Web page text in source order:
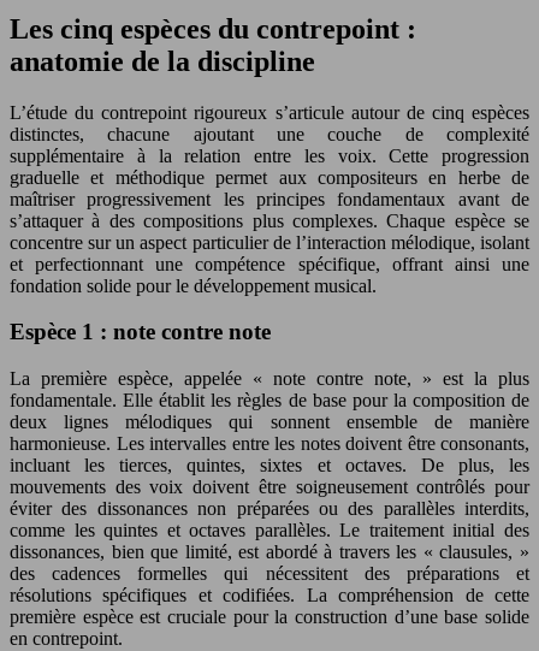
Les cinq espèces du contrepoint :
anatomie de la discipline
L’étude du contrepoint rigoureux s’articule autour de cinq espèces
distinctes, chacune ajoutant une couche de complexité
supplémentaire à la relation entre les voix. Cette progression
graduelle et méthodique permet aux compositeurs en herbe de
maîtriser progressivement les principes fondamentaux avant de
s’attaquer à des compositions plus complexes. Chaque espèce se
concentre sur un aspect particulier de l’interaction mélodique, isolant
et perfectionnant une compétence spécifique, offrant ainsi une
fondation solide pour le développement musical.
Espèce 1 : note contre note
La première espèce, appelée « note contre note, » est la plus
fondamentale. Elle établit les règles de base pour la composition de
deux lignes mélodiques qui sonnent ensemble de manière
harmonieuse. Les intervalles entre les notes doivent être consonants,
incluant les tierces, quintes, sixtes et octaves. De plus, les
mouvements des voix doivent être soigneusement contrôlés pour
éviter des dissonances non préparées ou des parallèles interdits,
comme les quintes et octaves parallèles. Le traitement initial des
dissonances, bien que limité, est abordé à travers les « clausules, »
des cadences formelles qui nécessitent des préparations et
résolutions spécifiques et codifiées. La compréhension de cette
première espèce est cruciale pour la construction d’une base solide
en contrepoint.